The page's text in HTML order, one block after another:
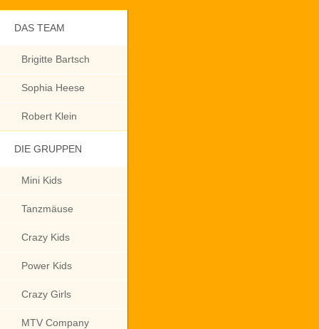
DAS TEAM
Brigitte Bartsch
Sophia Heese
Robert Klein
DIE GRUPPEN
Mini Kids
Tanzmäuse
Crazy Kids
Power Kids
Crazy Girls
MTV Company